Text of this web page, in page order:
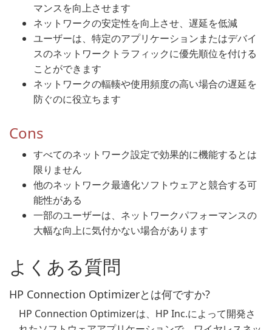
マンスを向上させます
ネットワークの安定性を向上させ、遅延を低減
ユーザーは、特定のアプリケーションまたはデバイ
スのネットワークトラフィックに優先順位を付ける
ことができます
ネットワークの輻輳や使用頻度の高い場合の遅延を
防ぐのに役立ちます
Cons
すべてのネットワーク設定で効果的に機能するとは
限りません
他のネットワーク最適化ソフトウェアと競合する可
能性がある
一部のユーザーは、ネットワークパフォーマンスの
大幅な向上に気付かない場合があります
よくある質問
HP Connection Optimizerとは何ですか?
HP Connection Optimizerは、HP Inc.によって開発さ